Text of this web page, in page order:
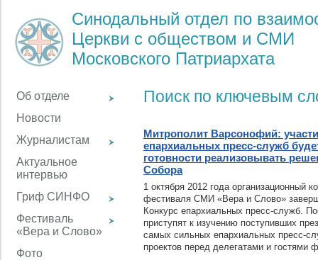
Синодальный отдел по
Церкви с обществом и СМИ
Московского Патриархата
Об отделе
Новости
Журналистам
Актуальное
интервью
Гриф СИНФО
Фестиваль
«Вера и Слово»
Фото
Поиск по ключевым
Митрополит Варсонофий:
епархиальных пресс-служб
готовности реализовывать
Собора
1 октября 2012 года организационный
фестиваля СМИ «Вера и Слово»
Конкурс епархиальных пресс-служб.
приступят к изучению поступивших
самых сильных епархиальных пресс-
проектов перед делегатами и гостями